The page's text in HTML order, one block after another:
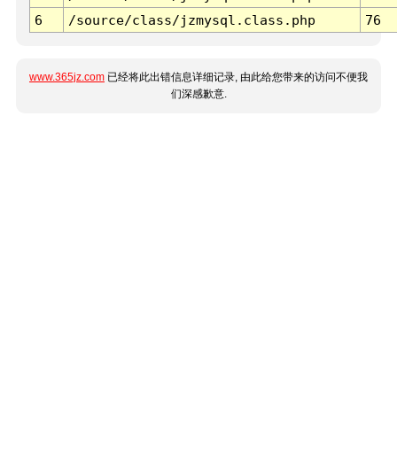
6
/source/class/jzmysql.class.php 76
www.365jz.com 已经将此出错信息详细记录, 由此给您带来的访问不便我
们深感歉意.